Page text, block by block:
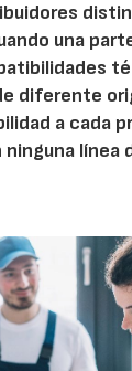
una
diferente
a cada
ninguna línea